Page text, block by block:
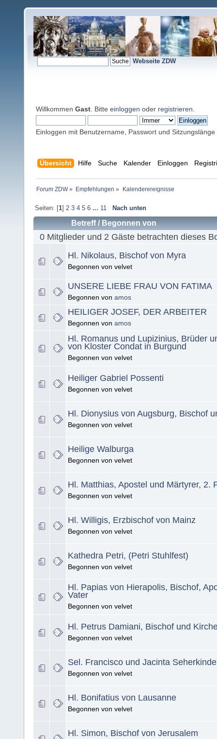
Webseite ZDW
Willkommen Gast . Bitte einloggen oder registrieren
Einloggen mit Benutzername, Passwort und Sitzungslänge
Übersicht Hilfe Suche Kalender Einloggen
Forum ZDW» Empfehlungen » Kalenderereignisse
Seiten: [1] 2 3 4 5 6 ... 11 Nach unten
Betreff/ Begonnen von
0 Mitglieder und 2 Gäste betrachten dieses
Hl. Nikolaus, Bischof von Myra
Begonnen von velvet
UNSERE LIEBE FRAU VON FATIMA
Begonnen von amos
HEILIGER JOSEF, DER ARBEITER
Begonnen von amos
Hl. Romanus und Lupizinius, Brüder
von Kloster Condat in Burgund
Begonnen von velvet
Heiliger Gabriel Possenti
Begonnen von velvet
Hl. Dionysius von Augsburg, Bischof
Begonnen von velvet
Heilige Walburga
Begonnen von velvet
Hl. Matthias, Apostel und Märtyrer, 2.
Begonnen von velvet
Hl. Willigis, Erzbischof von Mainz
Begonnen von velvet
Kathedra Petri, (Petri Stuhlfest)
Begonnen von velvet
Hl. Papias von Hierapolis, Bischof,
Vater
Begonnen von velvet
Hl. Petrus Damiani, Bischof und
Begonnen von velvet
Sel. Francisco und Jacinta
Begonnen von velvet
Hl. Bonifatius von Lausanne
Begonnen von velvet
Hl. Simon, Bischof von Jerusalem